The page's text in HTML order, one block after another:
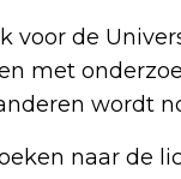
voor de
met
wordt
naar de